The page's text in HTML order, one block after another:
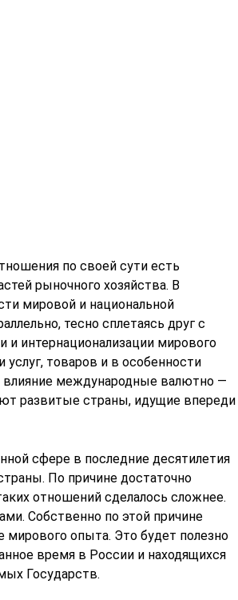
по своей сути есть
рыночного хозяйства. В
мировой и национальной
тесно сплетаясь друг с
и интернационализации мирового
товаров и в особенности
влияние международные валютно —
развитые страны, идущие впереди
сфере в последние десятилетия
По причине достаточно
отношений сделалось сложнее.
Собственно по этой причине
опыта. Это будет полезно
время в России и находящихся
Государств.